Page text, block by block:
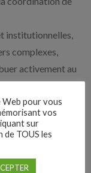
institutionnelles,
complexes,
activement au
expérience en
publics est
social ou
bureautiques,
pour vous
vos
sur
TOUS les